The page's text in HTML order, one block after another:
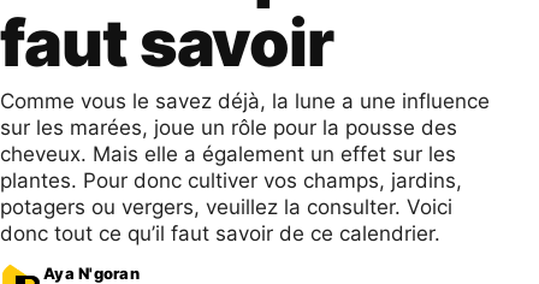
faut savoir
Comme vous le savez déjà, la lune a une influence
sur les marées, joue un rôle pour la pousse des
cheveux. Mais elle a également un effet sur les
plantes. Pour donc cultiver vos champs, jardins,
potagers ou vergers, veuillez la consulter. Voici
donc tout ce qu’il faut savoir de ce calendrier.
Aya N'goran